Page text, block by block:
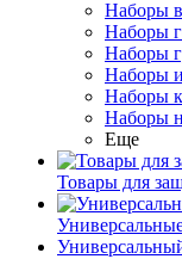
Наборы
Наборы
Наборы
Наборы
Наборы
Наборы
Еще
Товары для